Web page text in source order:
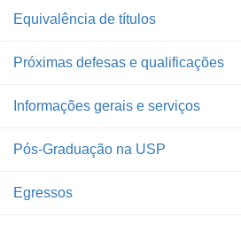
Equivalência de títulos
Próximas defesas e qualificações
Informações gerais e serviços
Pós-Graduação na USP
Egressos